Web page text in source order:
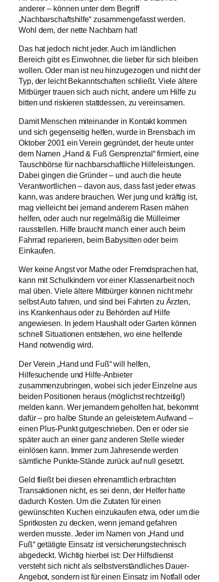
anderer – können unter dem Begriff
„Nachbarschaftshilfe“ zusammengefasst werden.
Wohl dem, der nette Nachbarn hat!
Das hat jedoch nicht jeder. Auch im ländlichen
Bereich gibt es Einwohner, die lieber für sich bleiben
wollen. Oder man ist neu hinzugezogen und nicht der
Typ, der leicht Bekanntschaften schließt. Viele ältere
Mitbürger trauen sich auch nicht, andere um Hilfe zu
bitten und riskieren stattdessen, zu vereinsamen.
Damit Menschen miteinander in Kontakt kommen
und sich gegenseitig helfen, wurde in Brensbach im
Oktober 2001 ein Verein gegründet, der heute unter
dem Namen „Hand & Fuß Gersprenztal“ firmiert, eine
Tauschbörse für nachbarschaftliche Hilfeleistungen.
Dabei gingen die Gründer – und auch die heute
Verantwortlichen – davon aus, dass fast jeder etwas
kann, was andere brauchen. Wer jung und kräftig ist,
mag vielleicht bei jemand anderem Rasen mähen
helfen, oder auch nur regelmäßig die Mülleimer
rausstellen. Hilfe braucht manch einer auch beim
Fahrrad reparieren, beim Babysitten oder beim
Einkaufen.
Wer keine Angst vor Mathe oder Fremdsprachen hat,
kann mit Schulkindern vor einer Klassenarbeit noch
mal üben. Viele ältere Mitbürger können nicht mehr
selbst Auto fahren, und sind bei Fahrten zu Ärzten,
ins Krankenhaus oder zu Behörden auf Hilfe
angewiesen. In jedem Haushalt oder Garten können
schnell Situationen entstehen, wo eine helfende
Hand notwendig wird.
Der Verein „Hand und Fuß“ will helfen,
Hilfesuchende und Hilfe-Anbieter
zusammenzubringen, wobei sich jeder Einzelne aus
beiden Positionen heraus (möglichst rechtzeitig!)
melden kann. Wer jemandem geholfen hat, bekommt
dafür – pro halbe Stunde an geleistetem Aufwand –
einen Plus-Punkt gutgeschrieben. Den er oder sie
später auch an einer ganz anderen Stelle wieder
einlösen kann. Immer zum Jahresende werden
sämtliche Punkte-Stände zurück auf null gesetzt.
Geld fließt bei diesen ehrenamtlich erbrachten
Transaktionen nicht, es sei denn, der Helfer hatte
dadurch Kosten. Um die Zutaten für einen
gewünschten Kuchen einzukaufen etwa, oder um die
Spritkosten zu decken, wenn jemand gefahren
werden musste. Jeder im Namen von „Hand und
Fuß“ getätigte Einsatz ist versicherungstechnisch
abgedeckt. Wichtig hierbei ist: Der Hilfsdienst
versteht sich nicht als selbstverständliches Dauer-
Angebot, sondern ist für einen Einsatz im Notfall oder